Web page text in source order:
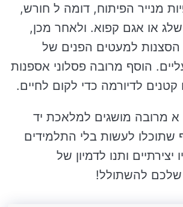
מנייר הפיתוח, דומה ל חורש,
או אגם קפוא. ולאחר מכן,
הסצנות למעטים הפנים של
הוסף מרובה פסלוני אספנות
קטנים לדיורמה כדי לקום לחיים.
מרובה מושגים למלאכת יד
שתוכלו לעשות בלי התלמידים
ותנו לדמיון של
שלכם להשתולל!